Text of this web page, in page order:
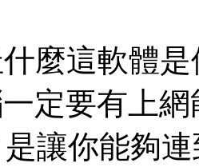
麼這軟體
定要有上
讓你能夠